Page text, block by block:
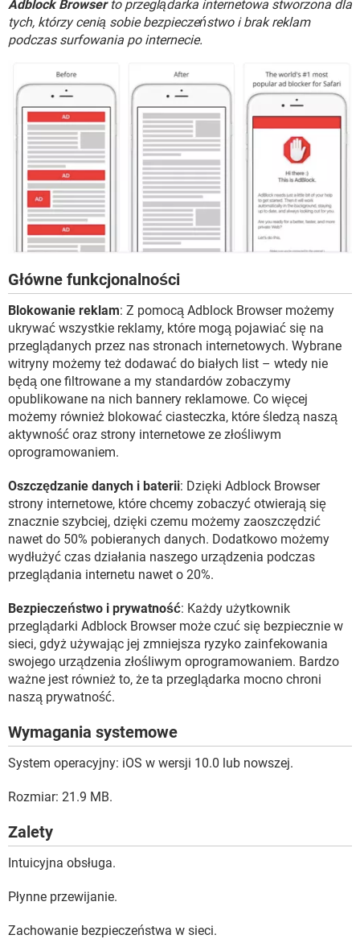
WINDOWS 10
Adblock Browserto przeglądarka internetowa stworzona dla
tych, którzy cenią sobie bezpieczeństwo i brak reklam
podczas surfowania po internecie.
Główne funkcjonalności
Blokowanie reklam: Z pomocą Adblock Browser możemy
ukrywać wszystkie reklamy, które mogą pojawiać się na
przeglądanych przez nas stronach internetowych. Wybrane
witryny możemy też dodawać do białych list – wtedy nie
będą one filtrowane a my standardów zobaczymy
opublikowane na nich bannery reklamowe. Co więcej
możemy również blokować ciasteczka, które śledzą naszą
aktywność oraz strony internetowe ze złośliwym
oprogramowaniem.
Oszczędzanie danych i baterii: Dzięki Adblock Browser
strony internetowe, które chcemy zobaczyć otwierają się
znacznie szybciej, dzięki czemu możemy zaoszczędzić
nawet do 50% pobieranych danych. Dodatkowo możemy
wydłużyć czas działania naszego urządzenia podczas
przeglądania internetu nawet o 20%.
Bezpieczeństwo i prywatność: Każdy użytkownik
przeglądarki Adblock Browser może czuć się bezpiecznie w
sieci, gdyż używając jej zmniejsza ryzyko zainfekowania
swojego urządzenia złośliwym oprogramowaniem. Bardzo
ważne jest również to, że ta przeglądarka mocno chroni
naszą prywatność.
Wymagania systemowe
System operacyjny: iOS w wersji 10.0 lub nowszej.
Rozmiar: 21.9 MB.
Zalety
Intuicyjna obsługa.
Płynne przewijanie.
Zachowanie bezpieczeństwa w sieci.